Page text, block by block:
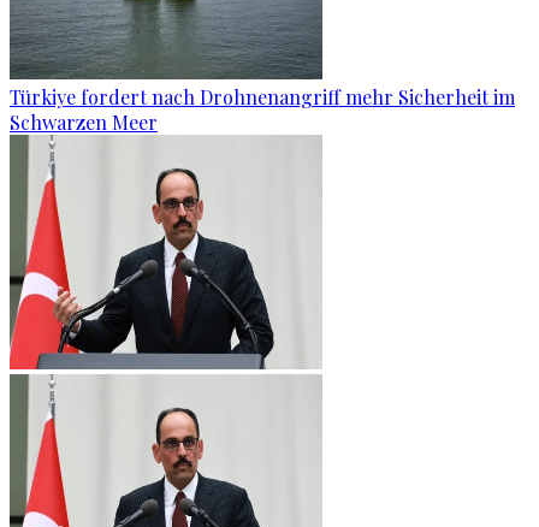
Türkiye fordert nach Drohnenangriff mehr Sicherheit im
Schwarzen Meer